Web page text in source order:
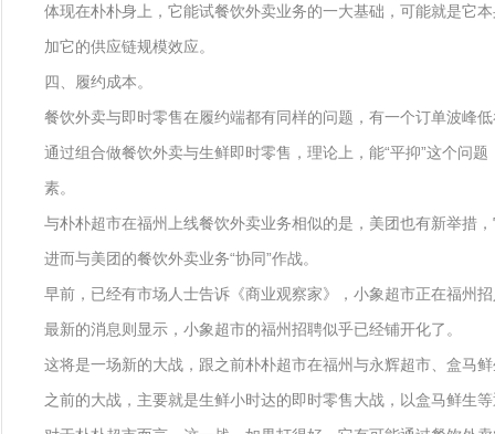
体现在朴朴身上，它能试餐饮外卖业务的一大基础，可能就是它
加它的供应链规模效应。
四、履约成本。
餐饮外卖与即时零售在履约端都有同样的问题，有一个订单波
通过组合做餐饮外卖与生鲜即时零售，理论上，能“平抑”这个问
素。
与朴朴超市在福州上线餐饮外卖业务相似的是，美团也有新举措
进而与美团的餐饮外卖业务“协同”作战。
早前，已经有市场人士告诉《商业观察家》，小象超市正在福州
最新的消息则显示，小象超市的福州招聘似乎已经铺开化了。
这将是一场新的大战，跟之前朴朴超市在福州与永辉超市、盒马
之前的大战，主要就是生鲜小时达的即时零售大战，以盒马鲜生